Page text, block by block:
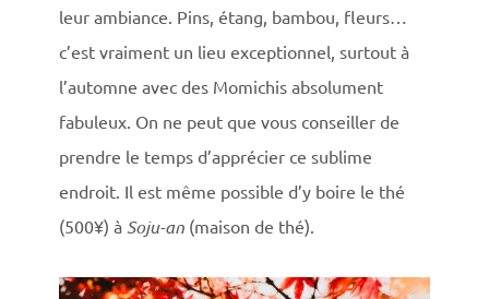
leur ambiance. Pins, étang, bambou, fleurs…
c’est vraiment un lieu exceptionnel, surtout à
l’automne avec des Momichis absolument
fabuleux. On ne peut que vous conseiller de
prendre le temps d’apprécier ce sublime
endroit. Il est même possible d’y boire le thé
(500¥) à Soju-an (maison de thé).